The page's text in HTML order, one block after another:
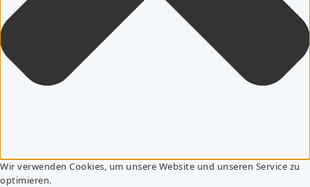
Wir verwenden Cookies, um unsere Website und unseren Service zu
optimieren.